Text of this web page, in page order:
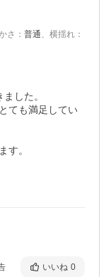
さ ： 普通、 横揺れ ：
した。
ても満足してい
す。
いいね 0